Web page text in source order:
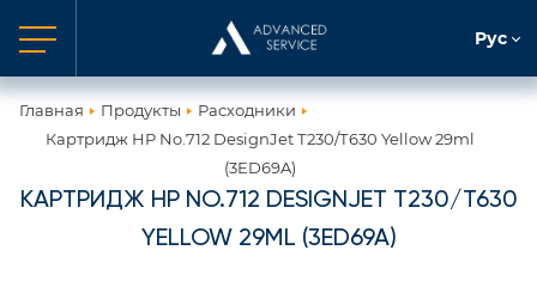
Рус
Главная Продукты
Расходники
Картридж HP No.712 DesignJet Т230/Т630 Yellow 29ml
(3ED69A)
КАРТРИДЖ HP NO.712 DESIGNJET Т230/Т630
YELLOW 29ML (3ED69A)